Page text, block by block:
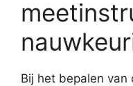
Bij het bepalen